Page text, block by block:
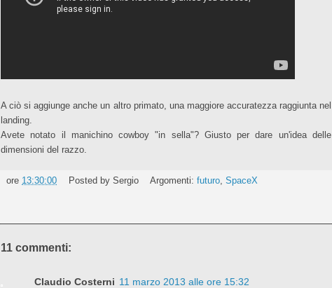
A ciò si aggiunge anche un altro primato, una maggiore accuratezza raggiunta nel
landing.
Avete notato il manichino cowboy "in sella"? Giusto per dare un'idea delle
dimensioni del razzo.
ore 13:30:00 Posted by Sergio Argomenti:futuro ,SpaceX
11 commenti:
Claudio Costerni 11 marzo 2013 alle ore 15:32